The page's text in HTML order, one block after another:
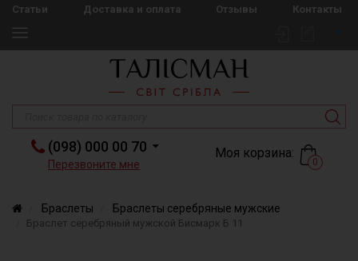
Статьи Доставка и оплата Отзывы Контакты
(098) 000 00 70
Перезвоните мне
Моя корзина:
0
Браслеты Браслеты серебряные мужские
Браслет серебряный мужской Бисмарк Б 11